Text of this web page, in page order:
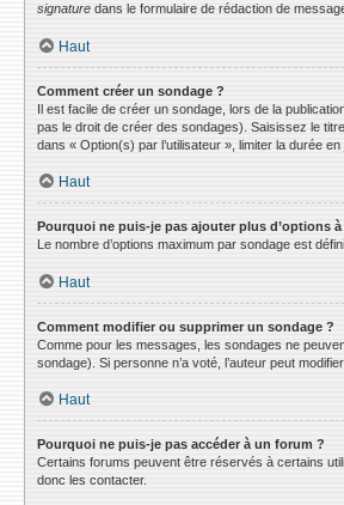
signature dans le formulaire de rédaction de
Haut
Comment créer un sondage ?
Il est facile de créer un sondage, lors de la
pas le droit de créer des sondages). Saisissez le
dans « Option(s) par l’utilisateur », limiter la durée
Haut
Pourquoi ne puis-je pas ajouter plus d’options
Le nombre d’options maximum par sondage est
Haut
Comment modifier ou supprimer un sondage ?
Comme pour les messages, les sondages ne
sondage). Si personne n’a voté, l’auteur peut
Haut
Pourquoi ne puis-je pas accéder à un forum ?
Certains forums peuvent être réservés à certains
donc les contacter.